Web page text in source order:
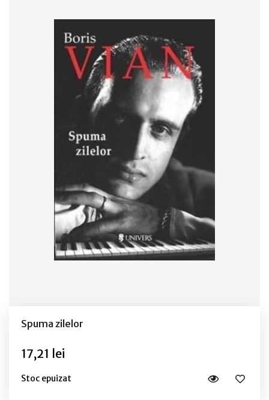
Spuma zilelor
17,21 lei
Stoc epuizat